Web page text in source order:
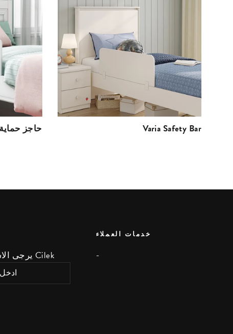
Rustic White حاجز حماية Varia Safety Bar
يرجى الاشتراك لتلقي آخر أخبار Cilek
خدمات العملاء
-